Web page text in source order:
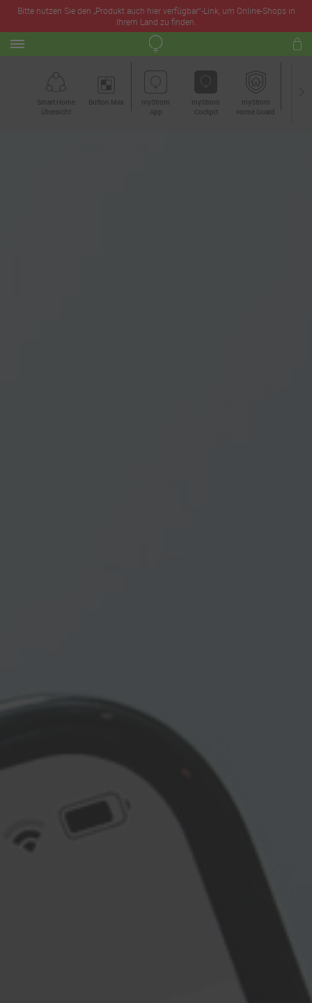
Bitte nutzen Sie den „Produkt auch hier verfügbar“-Link, um Online-Shops in
Ihrem Land zu finden.
Smart Home
Übersicht
Button Max
myStrom
App
myStrom
Cockpit
myStrom
Home Guard